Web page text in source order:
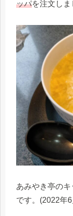
ッパを注文しま
あみやき亭の
です。(2022年